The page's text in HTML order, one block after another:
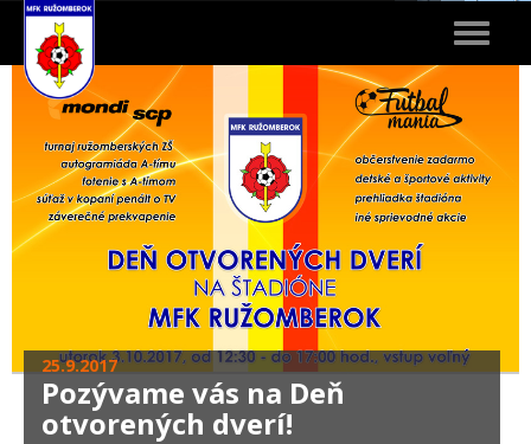
Toggle
25.9.2017
Pozývame vás na Deň
otvorených dverí!